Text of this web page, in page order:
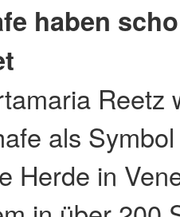
haben
Reetz
als
Herde in